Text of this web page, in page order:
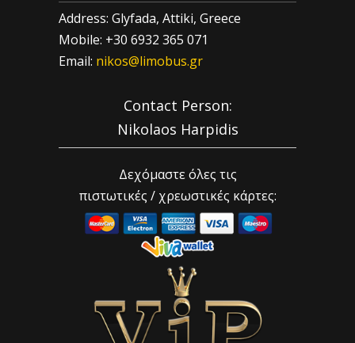
Address: Glyfada, Attiki, Greece
Mobile: +30 6932 365 071
Email: nikos@limobus.gr
Contact Person:
Nikolaos Harpidis
Δεχόμαστε όλες τις
πιστωτικές / χρεωστικές κάρτες: